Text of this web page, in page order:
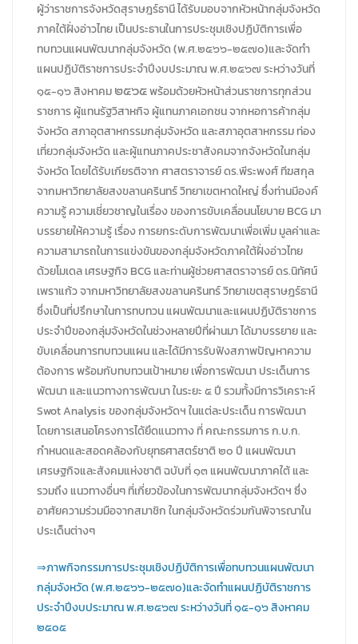
ผู้ว่าราชการจังหวัดสุราษฎร์ธานี ได้รับมอบจากหัวหน้ากลุ่มจังหวัด
ภาคใต้ฝั่งอ่าวไทย เป็นประธานในการประชุมเชิงปฏิบัติการเพื่อ
ทบทวนแผนพัฒนากลุ่มจังหวัด (พ.ศ.๒๕๖๖-๒๕๗๐)และจัดทำ
แผนปฏิบัติราชการประจำปีงบประมาณ พ.ศ.๒๕๖๗ ระหว่างวันที่
๑๕-๑๖ สิงหาคม๒๕๖๕พร้อมด้วยหัวหน้าส่วนราชการทุกส่วน
ราชการ ผู้แทนรัฐวิสาหกิจ ผู้แทนภาคเอกชน จากหอการค้ากลุ่ม
จังหวัด สภาอุตสาหกรรมกลุ่มจังหวัด และสภาอุตสาหกรรม ท่อง
เที่ยวกลุ่มจังหวัด และผู้แทนภาคประชาสังคมจากจังหวัดในกลุ่ม
จังหวัด โดยได้รับเกียรติจาก ศาสตราจารย์ ดร.พีระพงศ์ ทีฆสกุล
จากมหาวิทยาลัยสงขลานครินทร์ วิทยาเขตหาดใหญ่ ซึ่งท่านมีองค์
ความรู้ ความเชี่ยวชาญในเรื่อง ของการขับเคลื่อนนโยบาย BCG มา
บรรยายให้ความรู้ เรื่อง การยกระดับการพัฒนาเพื่อเพิ่ม มูลค่าและ
ความสามารถในการแข่งขันของกลุ่มจังหวัดภาคใต้ฝั่งอ่าวไทย
ด้วยโมเดล เศรษฐกิจ BCG และท่านผู้ช่วยศาสตราจารย์ ดร.นิทัศน์
เพราแก้ว จากมหาวิทยาลัยสงขลานครินทร์ วิทยาเขตสุราษฎร์ธานี
ซึ่งเป็นที่ปรึกษาในการทบทวน แผนพัฒนาและแผนปฏิบัติราชการ
ประจำปีของกลุ่มจังหวัดในช่วงหลายปีที่ผ่านมา ได้มาบรรยาย และ
ขับเคลื่อนการทบทวนแผน และได้มีการรับฟังสภาพปัญหาความ
ต้องการ พร้อมกับทบทวนเป้าหมาย เพื่อการพัฒนา ประเด็นการ
พัฒนา และแนวทางการพัฒนา ในระยะ ๕ ปี รวมทั้งมีการวิเคราะห์
Swot Analysis ของกลุ่มจังหวัดฯ ในแต่ละประเด็น การพัฒนา
โดยการเสนอโครงการได้ยึดแนวทาง ที่ คณะกรรมการ ก.บ.ก.
กำหนดและสอดคล้องกับยุทธศาสตร์ชาติ ๒๐ ปี แผนพัฒนา
เศรษฐกิจและสังคมแห่งชาติ ฉบับที่ ๑๓ แผนพัฒนาภาคใต้ และ
รวมถึง แนวทางอื่นๆ ที่เกี่ยวข้องในการพัฒนากลุ่มจังหวัดฯ ซึ่ง
อาศัยความร่วมมือจากสมาชิก ในกลุ่มจังหวัดร่วมกันพิจารณาใน
ประเด็นต่างๆ
⇒ภาพกิจกรรมการประชุมเชิงปฏิบัติการเพื่อทบทวนแผนพัฒนา
กลุ่มจังหวัด (พ.ศ.๒๕๖๖-๒๕๗๐)และจัดทำแผนปฏิบัติราชการ
ประจำปีงบประมาณ พ.ศ.๒๕๖๗ ระหว่างวันที่ ๑๕-๑๖ สิงหาคม
๒๕๐๕